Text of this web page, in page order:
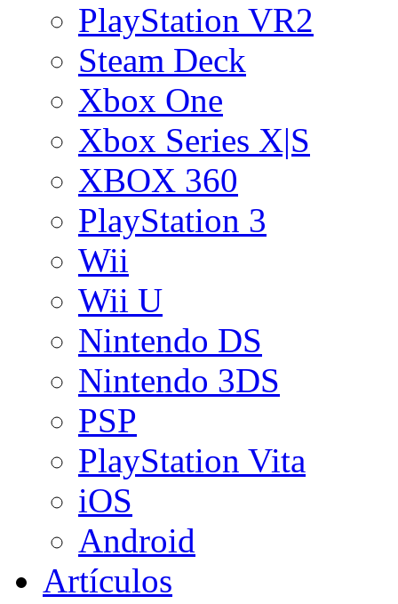
PlayStation VR2
Steam Deck
Xbox One
Xbox Series X|S
XBOX 360
PlayStation 3
Wii
Wii U
Nintendo DS
Nintendo 3DS
PSP
PlayStation Vita
iOS
Android
Artículos